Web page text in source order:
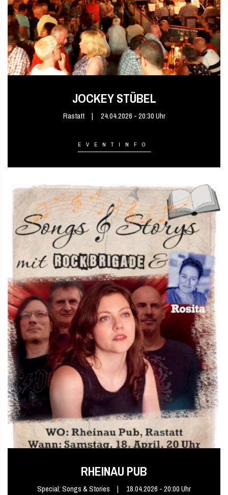
JOCKEY STÜBEL
Rastatt 24.04.2026 - 20:30 Uhr
EVENTINFO
RHEINAU PUB
Special: Songs & Stories 18.04.2026 - 20:00 Uhr